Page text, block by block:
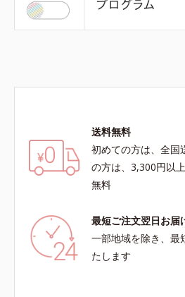
送料無料
初めての方は、全国
の方は、3,300円以
無料
最短ご注文翌日お届
一部地域を除き、最
たします